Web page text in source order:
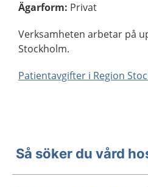
Ägarform: Privat
Verksamheten arbetar på
Stockholm.
Patientavgifter i Region
Så söker du vård